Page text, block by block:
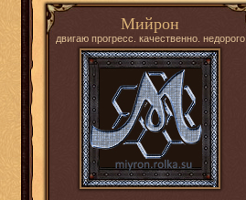
Мийрон
двигаю прогресс. качественно. недорого